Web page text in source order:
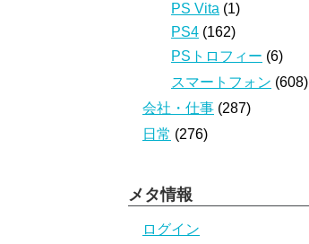
PS Vita (1)
PS4 (162)
PSトロフィー (6)
スマートフォン (608)
会社・仕事 (287)
日常 (276)
メタ情報
ログイン